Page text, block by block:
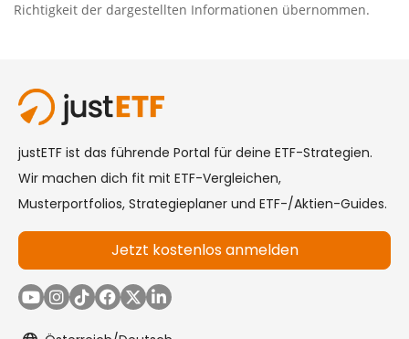
Richtigkeit der dargestellten Informationen übernommen.